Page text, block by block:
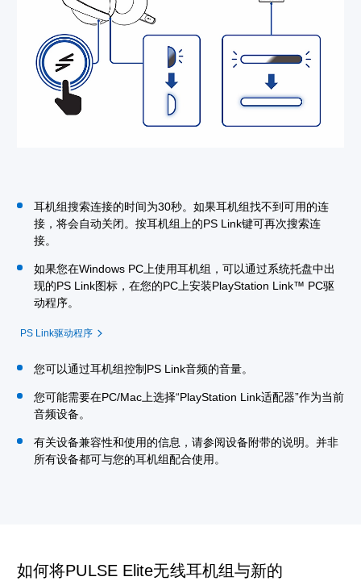
耳机组搜索连接的时间为30秒。如果耳机组找不到可用的连
接，将会自动关闭。按耳机组上的PS Link键可再次搜索连
接。
如果您在Windows PC上使用耳机组，可以通过系统托盘中出
现的PS Link图标，在您的PC上安装PlayStation Link™ PC驱
动程序。
PS Link驱动程序
您可以通过耳机组控制PS Link音频的音量。
您可能需要在PC/Mac上选择“PlayStation Link适配器”作为当前
音频设备。
有关设备兼容性和使用的信息，请参阅设备附带的说明。并非
所有设备都可与您的耳机组配合使用。
如何将PULSE Elite无线耳机组与新的